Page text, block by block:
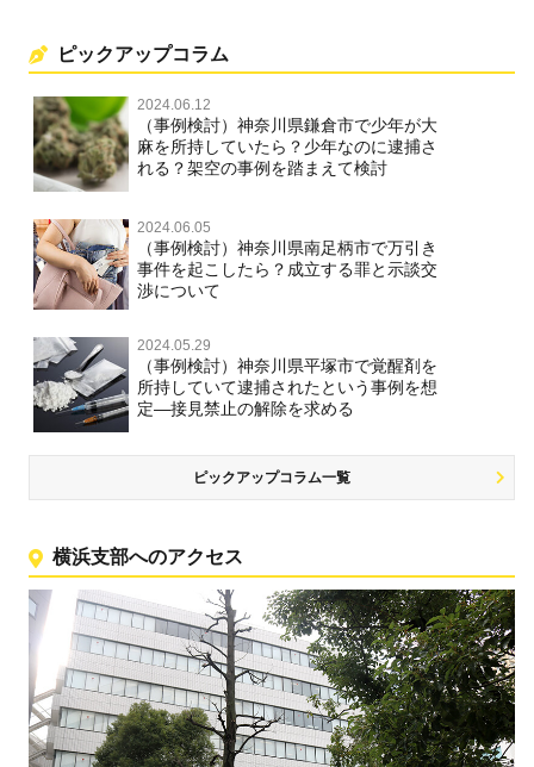
ピックアップコラム
2024.06.12
（事例検討）神奈川県鎌倉市で少年が大
麻を所持していたら？少年なのに逮捕さ
れる？架空の事例を踏まえて検討
2024.06.05
（事例検討）神奈川県南足柄市で万引き
事件を起こしたら？成立する罪と示談交
渉について
2024.05.29
（事例検討）神奈川県平塚市で覚醒剤を
所持していて逮捕されたという事例を想
定―接見禁止の解除を求める
ピックアップコラム一覧
横浜支部へのアクセス